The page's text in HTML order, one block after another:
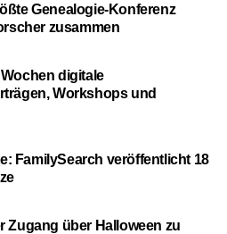
Genealogie-Konferenz
zusammen
digitale
Workshops und
FamilySearch veröffentlicht 18
Zugang über Halloween zu